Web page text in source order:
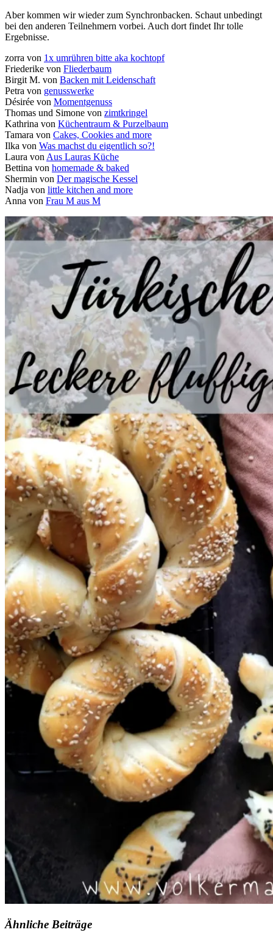
Aber kommen wir wieder zum Synchronbacken. Schaut unbedingt
bei den anderen Teilnehmern vorbei. Auch dort findet Ihr tolle
Ergebnisse.
zorra von 1x umrühren bitte aka kochtopf
Friederike von Fliederbaum
Birgit M. von Backen mit Leidenschaft
Petra von genusswerke
Désirée von Momentgenuss
Thomas und Simone von zimtkringel
Kathrina von Küchentraum & Purzelbaum
Tamara von Cakes, Cookies and more
Ilka von Was machst du eigentlich so?!
Laura von Aus Lauras Küche
Bettina von homemade & baked
Shermin von Der magische Kessel
Nadja von little kitchen and more
Anna von Frau M aus M
Ähnliche Beiträge